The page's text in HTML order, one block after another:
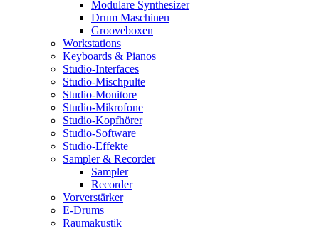
Modulare Synthesizer
Drum Maschinen
Grooveboxen
Workstations
Keyboards & Pianos
Studio-Interfaces
Studio-Mischpulte
Studio-Monitore
Studio-Mikrofone
Studio-Kopfhörer
Studio-Software
Studio-Effekte
Sampler & Recorder
Sampler
Recorder
Vorverstärker
E-Drums
Raumakustik